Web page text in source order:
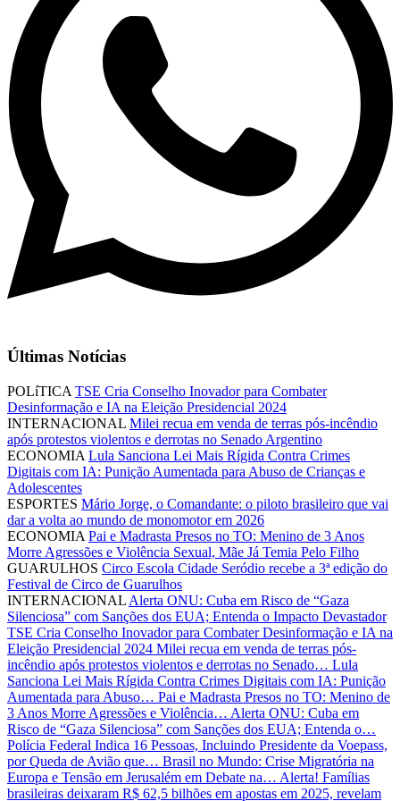
Últimas Notícias
POLíTICA TSE Cria Conselho Inovador para Combater
Desinformação e IA na Eleição Presidencial 2024
INTERNACIONAL Milei recua em venda de terras pós-incêndio
após protestos violentos e derrotas no Senado Argentino
ECONOMIA Lula Sanciona Lei Mais Rígida Contra Crimes
Digitais com IA: Punição Aumentada para Abuso de Crianças e
Adolescentes
ESPORTES Mário Jorge, o Comandante: o piloto brasileiro que vai
dar a volta ao mundo de monomotor em 2026
ECONOMIA Pai e Madrasta Presos no TO: Menino de 3 Anos
Morre Agressões e Violência Sexual, Mãe Já Temia Pelo Filho
GUARULHOS Circo Escola Cidade Seródio recebe a 3ª edição do
Festival de Circo de Guarulhos
INTERNACIONAL Alerta ONU: Cuba em Risco de “Gaza
Silenciosa” com Sanções dos EUA; Entenda o Impacto Devastador
TSE Cria Conselho Inovador para Combater Desinformação e IA na
Eleição Presidencial 2024 Milei recua em venda de terras pós-
incêndio após protestos violentos e derrotas no Senado… Lula
Sanciona Lei Mais Rígida Contra Crimes Digitais com IA: Punição
Aumentada para Abuso… Pai e Madrasta Presos no TO: Menino de
3 Anos Morre Agressões e Violência… Alerta ONU: Cuba em
Risco de “Gaza Silenciosa” com Sanções dos EUA; Entenda o…
Polícia Federal Indica 16 Pessoas, Incluindo Presidente da Voepass,
por Queda de Avião que… Brasil no Mundo: Crise Migratória na
Europa e Tensão em Jerusalém em Debate na… Alerta! Famílias
brasileiras deixaram R$ 62,5 bilhões em apostas em 2025, revelam